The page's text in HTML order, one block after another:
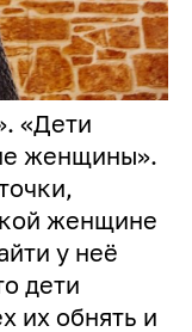
«Дети
женщины».
женщине
у неё
дети
их обнять и